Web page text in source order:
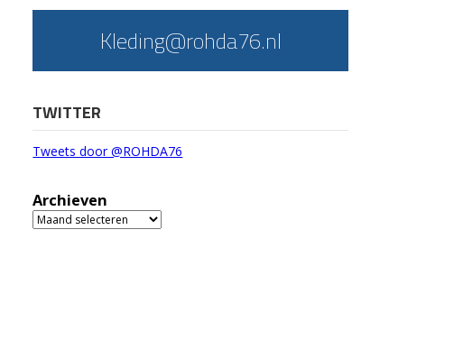
Kleding@rohda76.nl
TWITTER
Tweets door @ROHDA76
Archieven
Archieven